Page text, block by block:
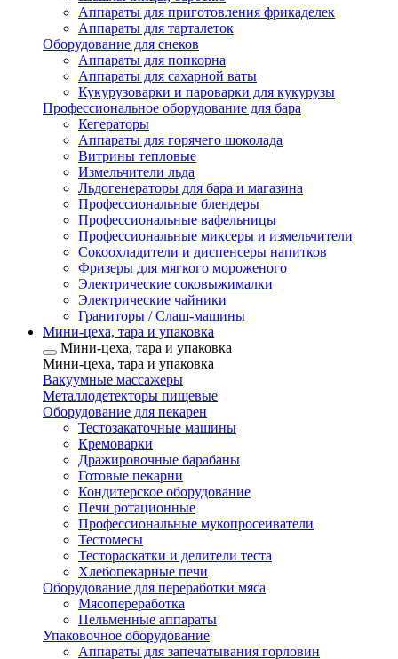
Аппараты для приготовления фрикаделек
Аппараты для тарталеток
Оборудование для снеков
Аппараты для попкорна
Аппараты для сахарной ваты
Кукурузоварки и пароварки для кукурузы
Профессиональное оборудование для бара
Кегераторы
Аппараты для горячего шоколада
Витрины тепловые
Измельчители льда
Льдогенераторы для бара и магазина
Профессиональные блендеры
Профессиональные вафельницы
Профессиональные миксеры и измельчители
Сокоохладители и диспенсеры напитков
Фризеры для мягкого мороженого
Электрические соковыжималки
Электрические чайники
Граниторы / Слаш-машины
Мини-цеха, тара и упаковка
Мини-цеха, тара и упаковка
Мини-цеха, тара и упаковка
Вакуумные массажеры
Металлодетекторы пищевые
Оборудование для пекарен
Тестозакаточные машины
Кремоварки
Дражировочные барабаны
Готовые пекарни
Кондитерское оборудование
Печи ротационные
Профессиональные мукопросеиватели
Тестомесы
Тестораскатки и делители теста
Хлебопекарные печи
Оборудование для переработки мяса
Мясопереработка
Пельменные аппараты
Упаковочное оборудование
Аппараты для запечатывания горловин